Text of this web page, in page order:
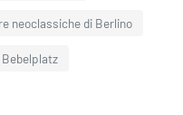
neoclassiche di Berlino
Bebelplatz